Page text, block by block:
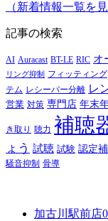
（新着情報一覧を見
記事の検索
AI Auracast BT-LE RIC オ
リング抑制
フィッティング
テム レシーバー分離 レ
営業 対策 専門店 年末
き取り 聴力 補聴
ょう 試聴 試験 認定
騒音抑制 骨導
加古川駅前店